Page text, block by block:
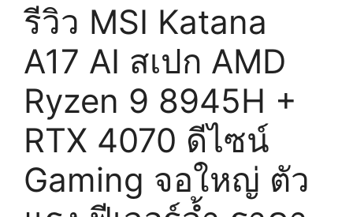
รีวิว MSI Katana
A17 AI สเปก AMD
Ryzen 9 8945H +
RTX 4070 ดีไซน์
Gaming จอใหญ่ ตัว